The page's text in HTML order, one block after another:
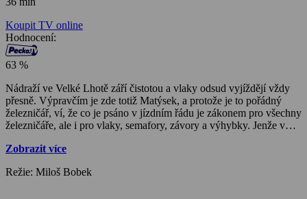
Koupit TV online
Hodnocení:
63 %
Nádraží ve Velké Lhotě září čistotou a vlaky odsud vyjíždějí vždy
přesně. Výpravčím je zde totiž Matýsek, a protože je to pořádný
železničář, ví, že co je psáno v jízdním řádu je zákonem pro všechny
železničáře, ale i pro vlaky, semafory, závory a výhybky. Jenže v
Řimbuch se svou bandou. Až ke svému doupěti si vybudoval
zatímco výpravčí Matýsek se svým kolegou výhybkářem Šestákem
Zobrazit více
Režie: Miloš Bobek